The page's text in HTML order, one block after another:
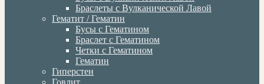
Браслеты с Вулканической Лавой
Гематит / Гематин
Бусы с Гематином
Браслет с Гематином
Четки с Гематином
Гематин
Гиперстен
Говлит